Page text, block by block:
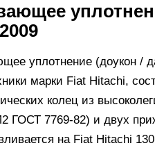
уплотнение (доукон /
марки Fiat Hitachi,
колец из
ГОСТ 7769-82) и двух
на Fiat Hitachi